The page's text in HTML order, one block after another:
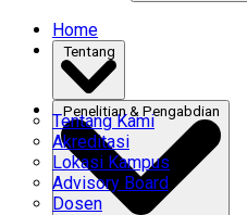
Home
Tentang Kami
Akreditasi
Lokasi Kampus
Advisory Board
Dosen